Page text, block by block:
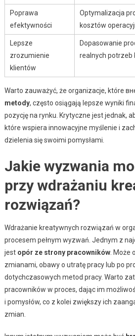
Poprawa
efektywności
Optymalizacja
kosztów
Lepsze
zrozumienie
klientów
Dopasowanie
realnych potrzeb
Warto zauważyć, że organizacje, które
metody, często osiągają lepsze wyniki
pozycję na rynku. Krytyczne jest jednak,
które wspiera innowacyjne myślenie i
dzielenia się swoimi pomysłami.
Jakie wyzwania
przy wdrażaniu
rozwiązań?
Wdrażanie kreatywnych rozwiązań w
procesem pełnym wyzwań. Jednym z
jest opór ze strony pracowników. Może
zmianami, obawy o utratę pracy lub po
dotychczasowych metod pracy. Warto
pracowników w proces, dając im
i pomysłów, co z kolei zwiększy ich
zmian.